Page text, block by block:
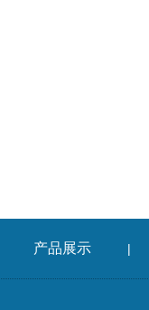
产品展示 |